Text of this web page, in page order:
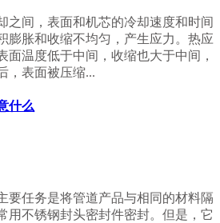
之间，表面和机芯的冷却速度和时间
膨胀和收缩不均匀，产生应力。热应
面温度低于中间，收缩也大于中间，
，表面被压缩...
什么
要任务是将管道产品与相同的材料隔
用不锈钢封头密封件密封。但是，它